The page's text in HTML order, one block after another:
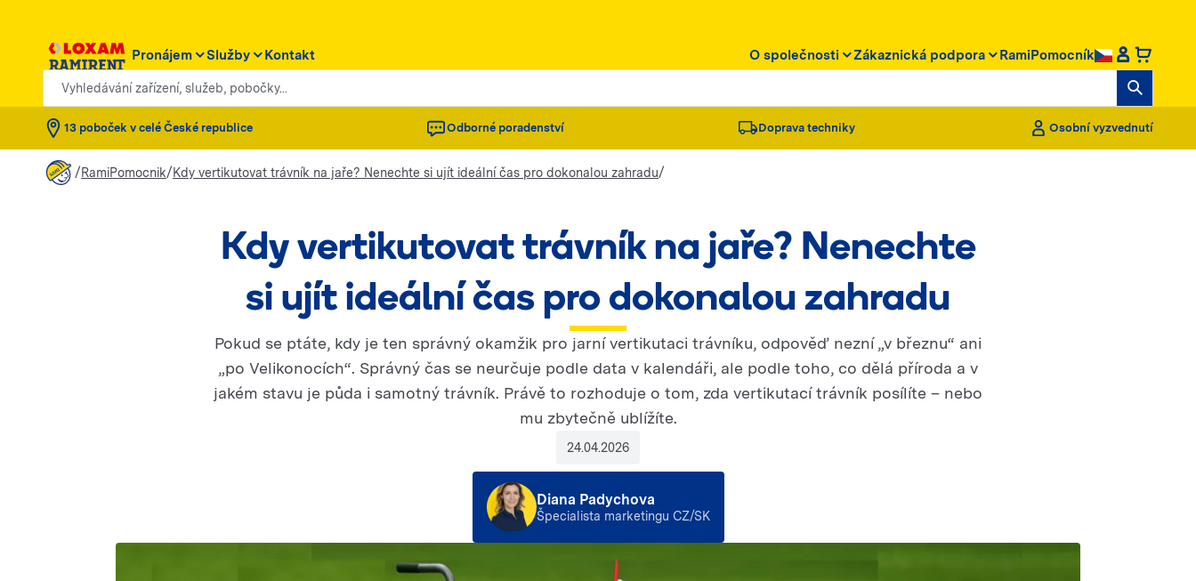
Pronájem Služby Kontakt O společnosti Zákaznická podpora RamiPomocník
Vyhledávání zařízení, služeb, pobočky...
13 poboček v celé České republice Odborné poradenství Doprava techniky Osobní vyzvednutí
/RamiPomocnik/Kdy vertikutovat trávník na jaře? Nenechte si ujít ideální čas pro dokonalou zahradu/
Kdy vertikutovat trávník na jaře? Nenechte
si ujít ideální čas pro dokonalou zahradu
Pokud se ptáte, kdy je ten správný okamžik pro jarní vertikutaci trávníku, odpověď nezní „v březnu“ ani
„po Velikonocích“. Správný čas se neurčuje podle data v kalendáři, ale podle toho, co dělá příroda a v
jakém stavu je půda i samotný trávník. Právě to rozhoduje o tom, zda vertikutací trávník posílíte – nebo
mu zbytečně ublížíte.
24.04.2026
Diana Padychova
Špecialista marketingu CZ/SK